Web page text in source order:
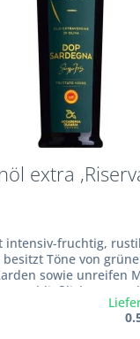
extra
intensiv-fruchtig,
Töne von
sowie unreifen
ausschließlich aus